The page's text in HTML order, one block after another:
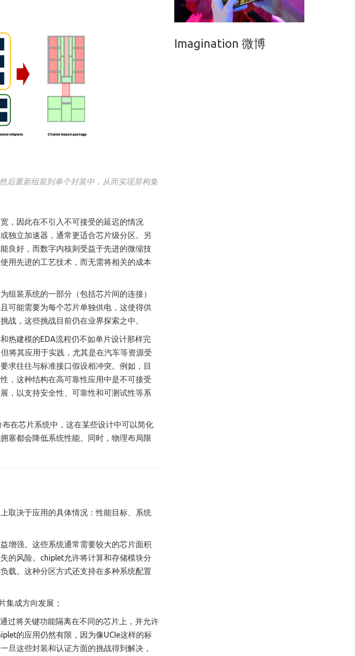
后重新组装到单个封装中，从而实现异构集
，因此在不引入不可接受的延迟的情况
独立加速器，通常更适合芯片级分区。另
良好，而数字内核则受益于先进的微缩技
用先进的工艺技术，而无需将相关的成本
组装系统的一部分（包括芯片间的连接）
可能需要为每个芯片单独供电，这使得供
战，这些挑战目前仍在业界探索之中。
热建模的EDA流程仍不如单片设计那样完
将其应用于实践，尤其是在汽车等资源受
求往往与标准接口假设相冲突。例如，目
，这种结构在高可靠性应用中是不可接受
，以支持安全性、可靠性和可测试性等系
在芯片系统中，这在某些设计中可以简化
塞都会降低系统性能。同时，物理布局限
取决于应用的具体情况：性能目标、系统
增强。这些系统通常需要较大的芯片面积
的风险。chiplet允许将计算和存储模块分
载。这种分区方式还支持在多种系统配置
集成方向发展；
过将关键功能隔离在不同的芯片上，并允许
的应用仍然有限，因为像UCIe这样的标
旦这些封装和认证方面的挑战得到解决，
Imagination 微博